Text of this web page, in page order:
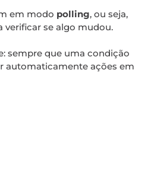
em modo polling, ou seja,
verificar se algo mudou.
sempre que uma condição
automaticamente ações em